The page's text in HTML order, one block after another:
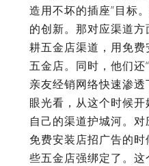
造用不坏的插座”目标
的创新。那对应渠道
耕五金店渠道，用免
五金店。同时，他们还
亲友经销网络快速渗
眼光看，从这个时候
自己的渠道护城河。
免费安装店招广告的时
些五金店强绑定了。这